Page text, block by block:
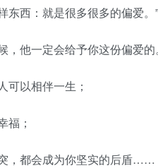
西：就是很多很多的偏爱。”
他一定会给予你这份偏爱的。
以相伴一生；
；
，都会成为你坚实的后盾……